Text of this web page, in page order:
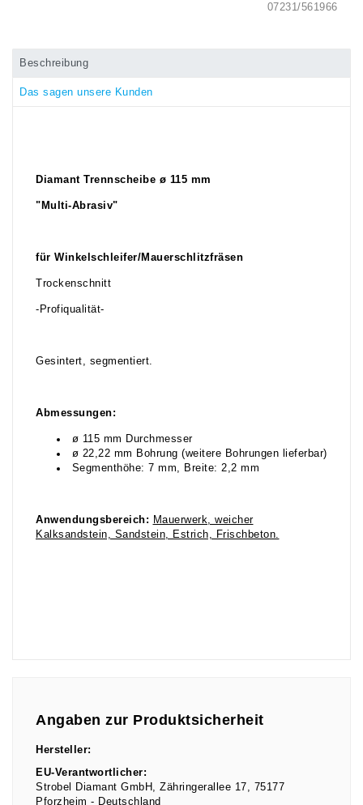
07231/561966
Beschreibung
Das sagen unsere Kunden
Diamant Trennscheibe ø 115 mm
"Multi-Abrasiv"
für Winkelschleifer/Mauerschlitzfräsen
Trockenschnitt
-Profiqualität-
Gesintert, segmentiert.
Abmessungen:
ø 115 mm Durchmesser
ø 22,22 mm Bohrung (weitere Bohrungen lieferbar)
Segmenthöhe: 7 mm, Breite: 2,2 mm
Anwendungsbereich: Mauerwerk, weicher
Kalksandstein, Sandstein, Estrich, Frischbeton.
Angaben zur Produktsicherheit
Hersteller:
EU-Verantwortlicher:
Strobel Diamant GmbH
Zähringerallee 17
75177
Pforzheim
Deutschland